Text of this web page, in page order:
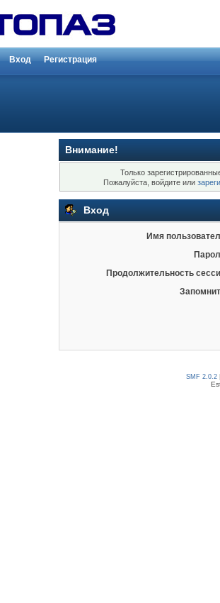
Вход Регистрация
Внимание!
Только
Пожалуйста, войдите или
Вход
Имя
Продолжительность
SMF 2.0.2